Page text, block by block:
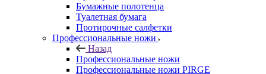
Бумажные полотенца
Туалетная бумага
Протирочные салфетки
Профессиональные ножи
Назад
Профессиональные ножи
Профессиональные ножи PIRGE